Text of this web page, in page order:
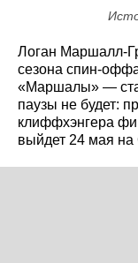
Логан Маршалл-
сезона спин-
«Маршалы» —
паузы не будет:
клиффхэнгера
выйдет 24 мая на